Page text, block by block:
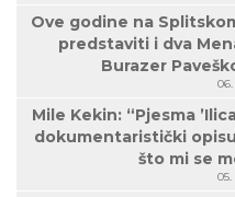
Ove godine na
predstaviti i dva
Burazer
Mile Kekin: “Pjesma
dokumentaristički
što mi se
05.